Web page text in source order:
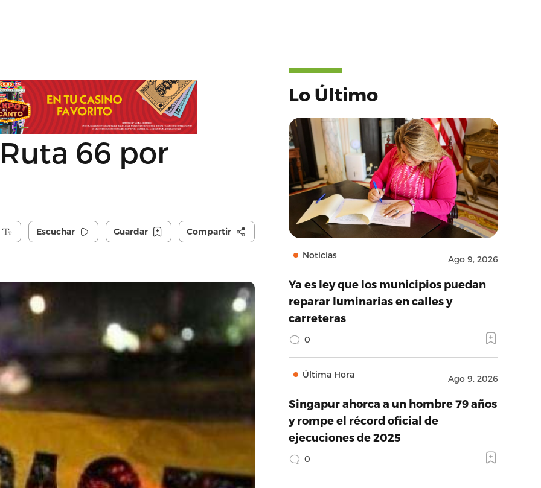
66 por
Escuchar Guardar Compartir
Lo Último
Noticias Ago 9, 2026
Ya es ley que los municipios puedan
reparar luminarias en calles y
carreteras
0
Última Hora Ago 9, 2026
Singapur ahorca a un hombre 79 años
y rompe el récord oficial de
ejecuciones de 2025
0